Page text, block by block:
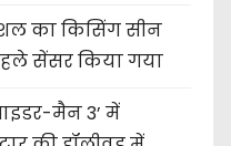
का किसिंग सीन
सेंसर किया गया
मैन 3’ में